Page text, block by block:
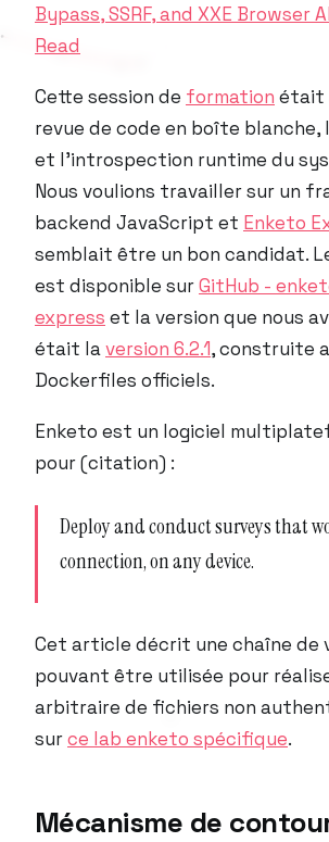
Bypass, SSRF, and XXE Browser
Read
Cette session de formation était
revue de code en boîte blanche,
et l’introspection runtime du
Nous voulions travailler sur un
backend JavaScript et Enketo
semblait être un bon candidat.
est disponible surGitHub -
express et la version que nous
était laversion 6.2.1, construite
Dockerfiles officiels.
Enketo est un logiciel
pour (citation) :
Deploy and conduct surveys that
connection, on any device.
Cet article décrit une chaîne de
pouvant être utilisée pour
arbitraire de fichiers non
surce lab enketo spécifique.
Mécanisme de